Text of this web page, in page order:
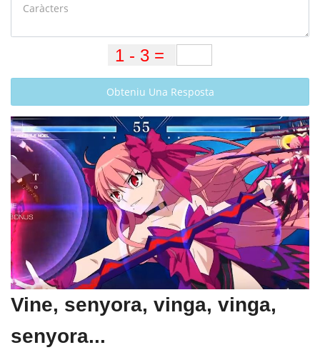
Obteniu Una Resposta
Vine, senyora, vinga, vinga,
senyora...